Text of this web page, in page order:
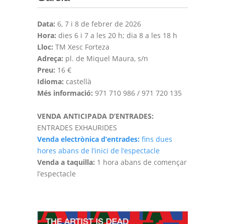
Data: 6, 7 i 8 de febrer de 2026
Hora: dies 6 i 7 a les 20 h; dia 8 a les 18 h
Lloc: TM Xesc Forteza
Adreça: pl. de Miquel Maura, s/n
Preu: 16 €
Idioma: castellà
Més informació: 971 710 986 / 971 720 135
VENDA ANTICIPADA D’ENTRADES:
ENTRADES EXHAURIDES
Venda electrònica d’entrades: fins dues
hores abans de l’inici de l’espectacle
Venda a taquilla: 1 hora abans de començar
l’espectacle